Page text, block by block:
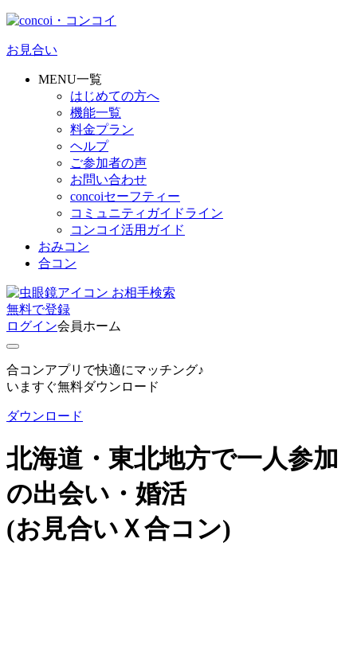
お見合い
MENU一覧
はじめての方へ
機能一覧
料金プラン
ヘルプ
ご参加者の声
お問い合わせ
concoiセーフティー
コミュニティガイドライン
コンコイ活用ガイド
おみコン
合コン
お相手検索
無料で登録
ログイン会員ホーム
合コンアプリで快適にマッチング♪
いますぐ無料ダウンロード
ダウンロード
北海道・東北地方で一人参加
の出会い・婚活
(お見合いＸ合コン)